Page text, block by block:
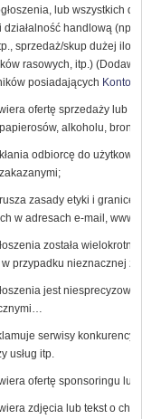
lub wszystkich
działalność handlową
sprzedaż/skup dużej
rasowych, itp.)
posiadających Konto
ofertę sprzedaży lub
alkoholu, broni
odbiorcę do
zasady etyki i granice
w adresach e-mail, www
została
przypadku nieznacznej
jest
serwisy
usług itp.
ofertę sponsoringu lub
zdjęcia lub tekst o